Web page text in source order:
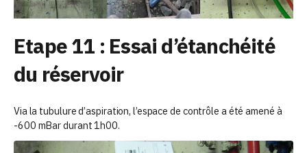
Etape 11 : Essai d’étanchéité
du réservoir
Via la tubulure d’aspiration, l’espace de contrôle a été amené à
-600 mBar durant 1h00.